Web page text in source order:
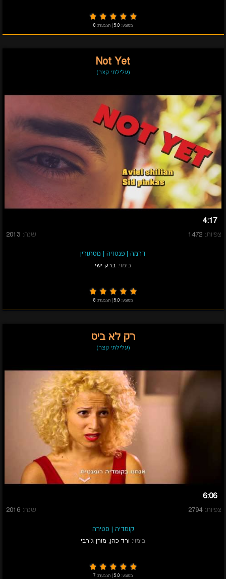
ממוצע: 5.0 הצבעות: 8
Not Yet
(עלילתי קצר)
4:17
צפיות: 1472 שנה: 2013
דרמה | פנטזיה | מסתורין
בימוי: ברק ישי
ממוצע: 5.0 הצבעות: 8
רק לא ביט
(עלילתי קצר)
6:06
צפיות: 2794 שנה: 2016
קומדיה | סטירה
בימוי: ורד כהן, מורן ג'רבי
ממוצע: 5.0 הצבעות: 7